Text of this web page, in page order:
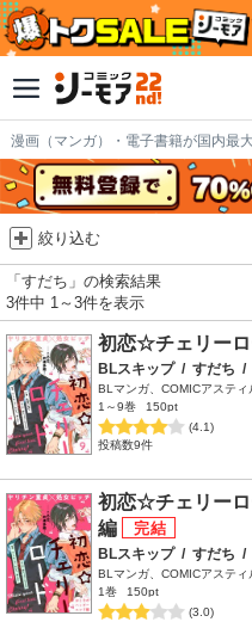
漫画（マンガ）・電子書籍が国内最
絞り込む
「すだち」の検索結果
3件中 1～3件を表示
初恋☆チェリーロ
BLスキップ / すだち /
BLマンガ、COMICアスティ
1～9巻
150pt
(4.1)
投稿数9件
初恋☆チェリーロ
編
BLスキップ / すだち /
BLマンガ、COMICアスティ
1巻
150pt
(3.0)